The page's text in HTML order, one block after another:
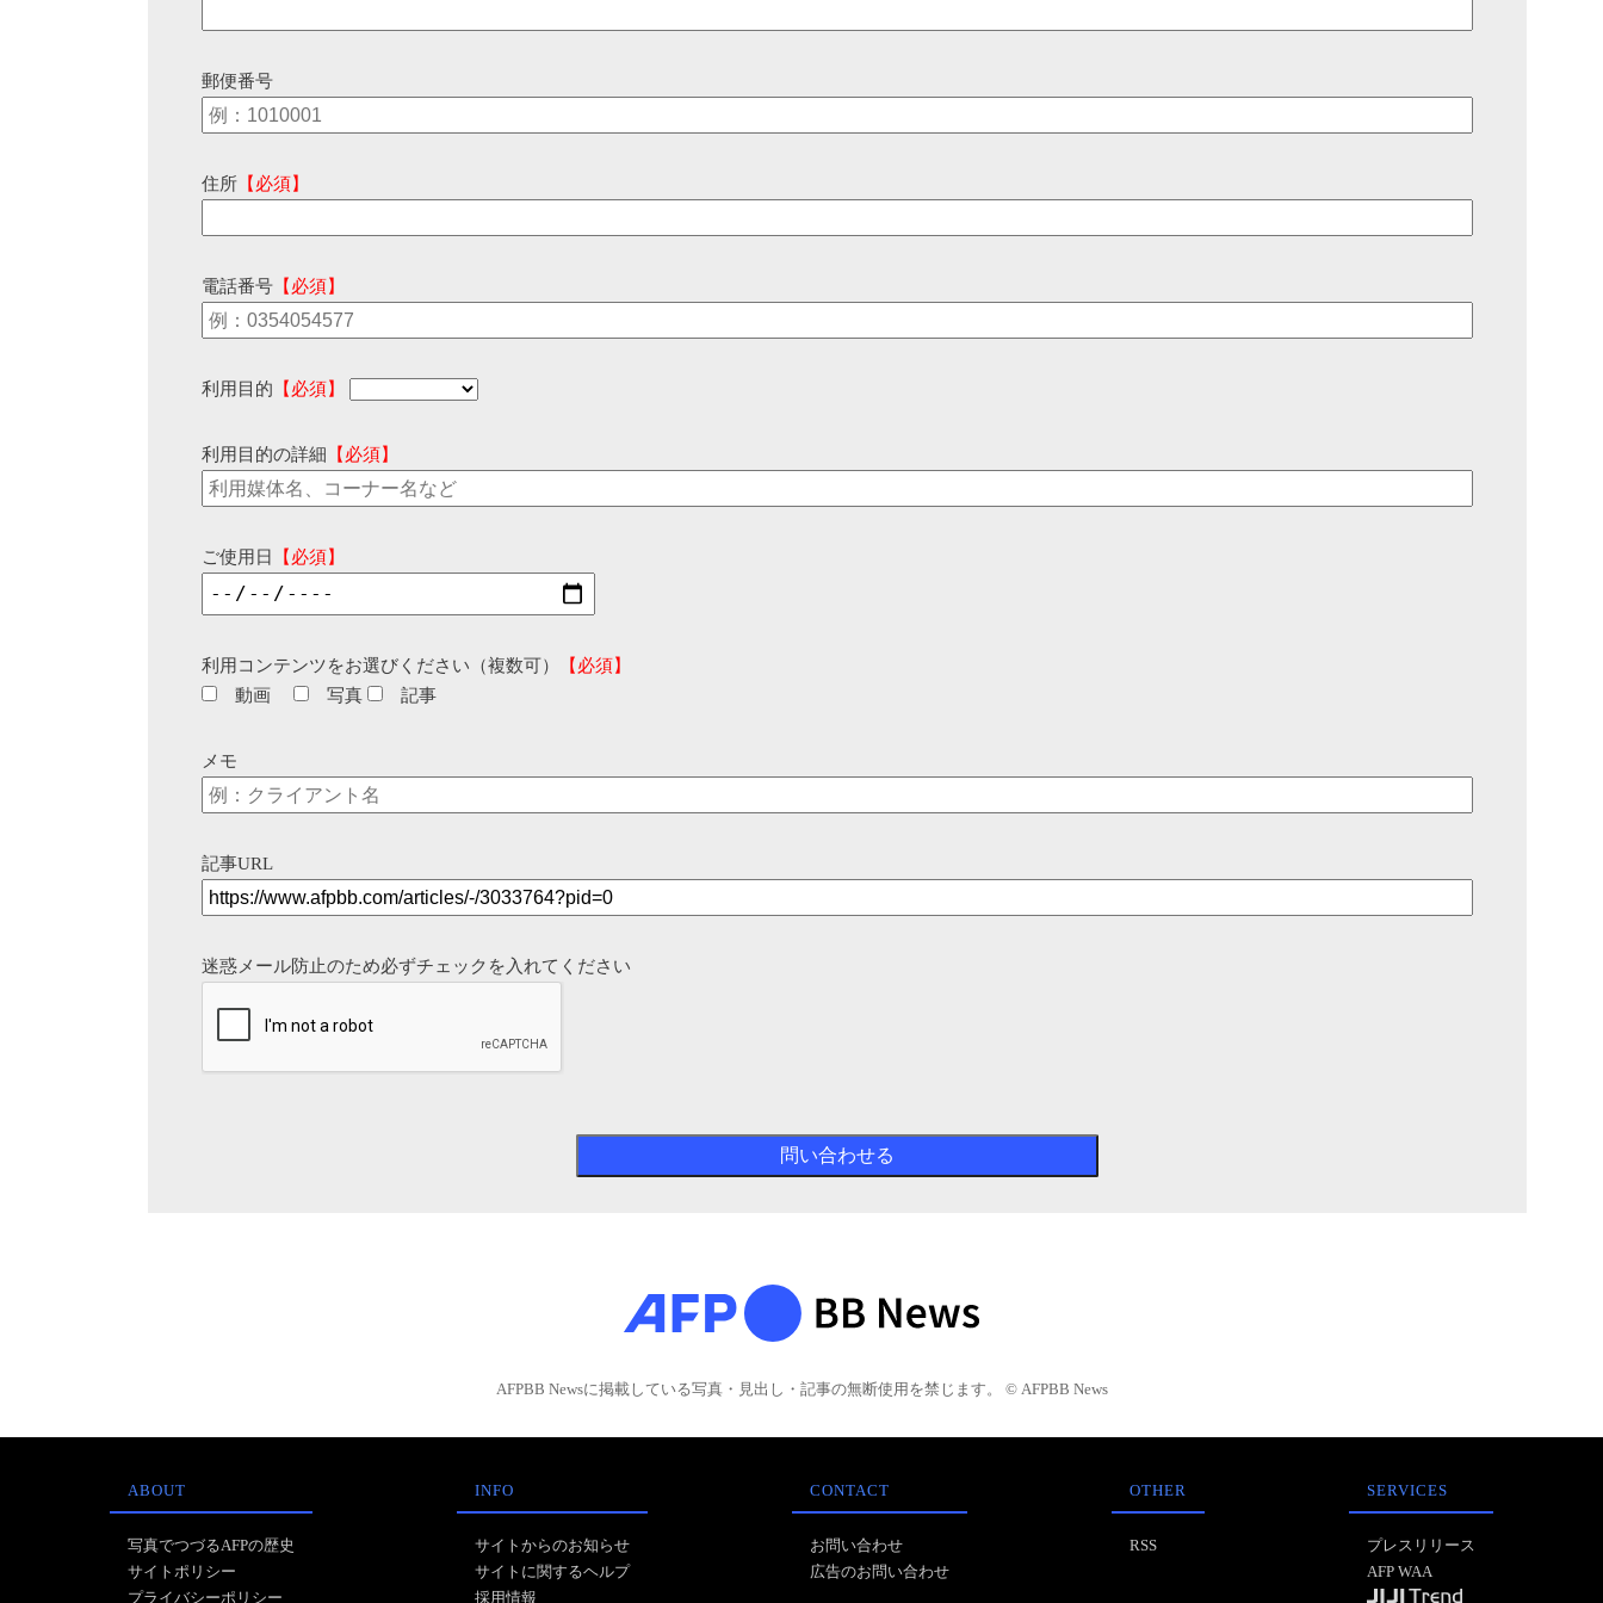
郵便番号
住所 【必須】
電話番号 【必須】
利用目的 【必須】
利用目的の詳細 【必須】
ご使用日 【必須】
利用コンテンツをお選びください（複数可）
【必須】
動画
写真 記事
メモ
記事URL
迷惑メール防止のため必ずチェックを入れてください
AFPBB Newsに掲載している写真・見出し・記事の無断使用を禁じます。 © AFPBB News
ABOUT
写真でつづるAFPの歴史
サイトポリシー
プライバシーポリシー
INFO
サイトからのお知らせ
サイトに関するヘルプ
採用情報
CONTACT
お問い合わせ
広告のお問い合わせ
OTHER
RSS
SERVICES
プレスリリース
AFP WAA